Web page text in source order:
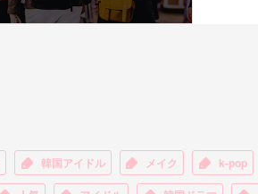
韓国アイドル メイク k-pop